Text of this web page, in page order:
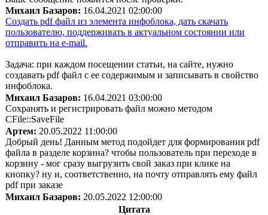
Михаил Базаров: 16.04.2021 02:00:00
Создать pdf файл из элемента инфоблока, дать скачать
пользователю, поддерживать в актуальном состоянии или
отправить на e-mail.
Задача: при каждом посещении статьи, на сайте, нужно
создавать pdf файл с ее содержимым и записывать в свойство
инфоблока.
Михаил Базаров: 16.04.2021 03:00:00
Сохранять и регистрировать файл можно методом
CFile::SaveFile
Артем: 20.05.2022 11:00:00
Добрый день! Данным метод подойдет для формирования pdf
файла в разделе корзина? чтобы пользователь при переходе в
корзину - мог сразу выгрузить свой заказ при клике на
кнопку? ну и, соответственно, на почту отправлять ему файл
pdf при заказе
Михаил Базаров: 20.05.2022 12:00:00
Цитата